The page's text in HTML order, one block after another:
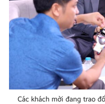
Các khách mời đang trao